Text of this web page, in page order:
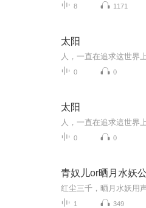
8 1171
太阳
0 0
太阳
0 0
青奴儿or晒月水妖
1 349